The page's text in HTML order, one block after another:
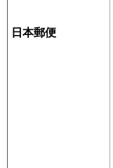
日本郵便